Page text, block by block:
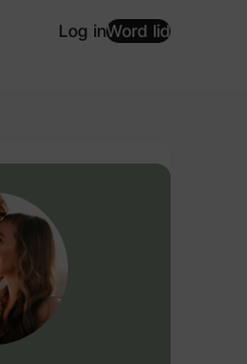
Log inWord lid